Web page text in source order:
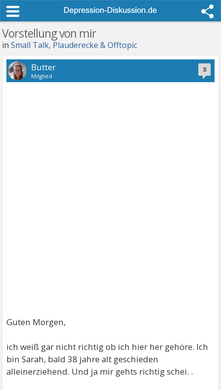
Vorstellung von mir
inSmall Talk, Plauderecke & Offtopic
8
Butter
Mitglied
Guten Morgen,
ich weiß gar nicht richtig ob ich hier her gehöre. Ich
bin Sarah, bald 38 jahre alt geschieden
alleinerziehend. Und ja mir gehts richtig schei. .